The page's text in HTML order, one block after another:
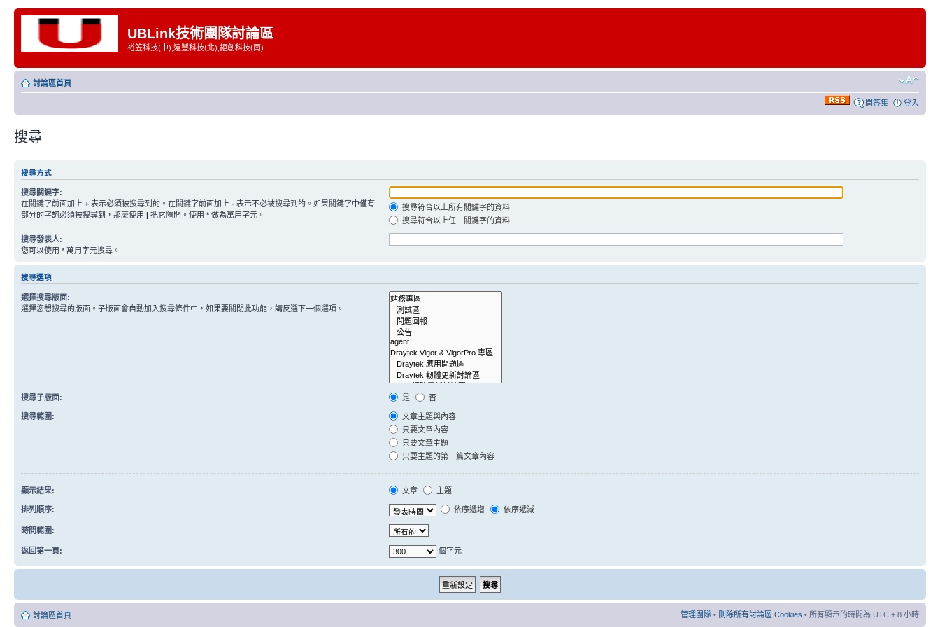
UBLink技術團隊討論區
裕笠科技(中),遠豐科技(北),鉅創科技(南)
討論區首頁
問答集 登入
搜尋
搜尋方式
搜尋關鍵字:
在關鍵字前面加上 + 表示必須被搜尋到的。在關鍵字前面加上 - 表示不必被搜尋到的。如果關鍵字中僅有
部分的字詞必須被搜尋到，那麼使用 | 把它隔開。使用 * 做為萬用字元。
搜尋符合以上所有關鍵字的資料
搜尋符合以上任一關鍵字的資料
搜尋發表人:
您可以使用 * 萬用字元搜尋。
搜尋選項
選擇搜尋版面:
選擇您想搜尋的版面。子版面會自動加入搜尋條件中，如果要關閉此功能，請反選下一個選項。
搜尋子版面: 是 否
搜尋範圍:
文章主題與內容
只要文章內容
只要文章主題
只要主題的第一篇文章內容
顯示結果: 文章 主題
排列順序: 依序遞增 依序遞減
時間範圍:
返回第一頁: 個字元
討論區首頁 管理團隊 • 刪除所有討論區 Cookies • 所有顯示的時間為 UTC + 8 小時